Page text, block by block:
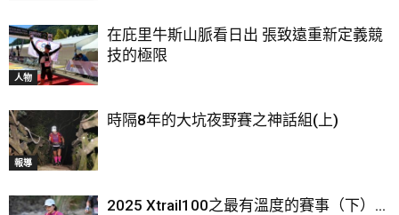
人物
在庇里牛斯山脈看日出 張致遠重新定義競
技的極限
報導
時隔8年的大坑夜野賽之神話組(上)
2025 Xtrail100之最有溫度的賽事（下）...